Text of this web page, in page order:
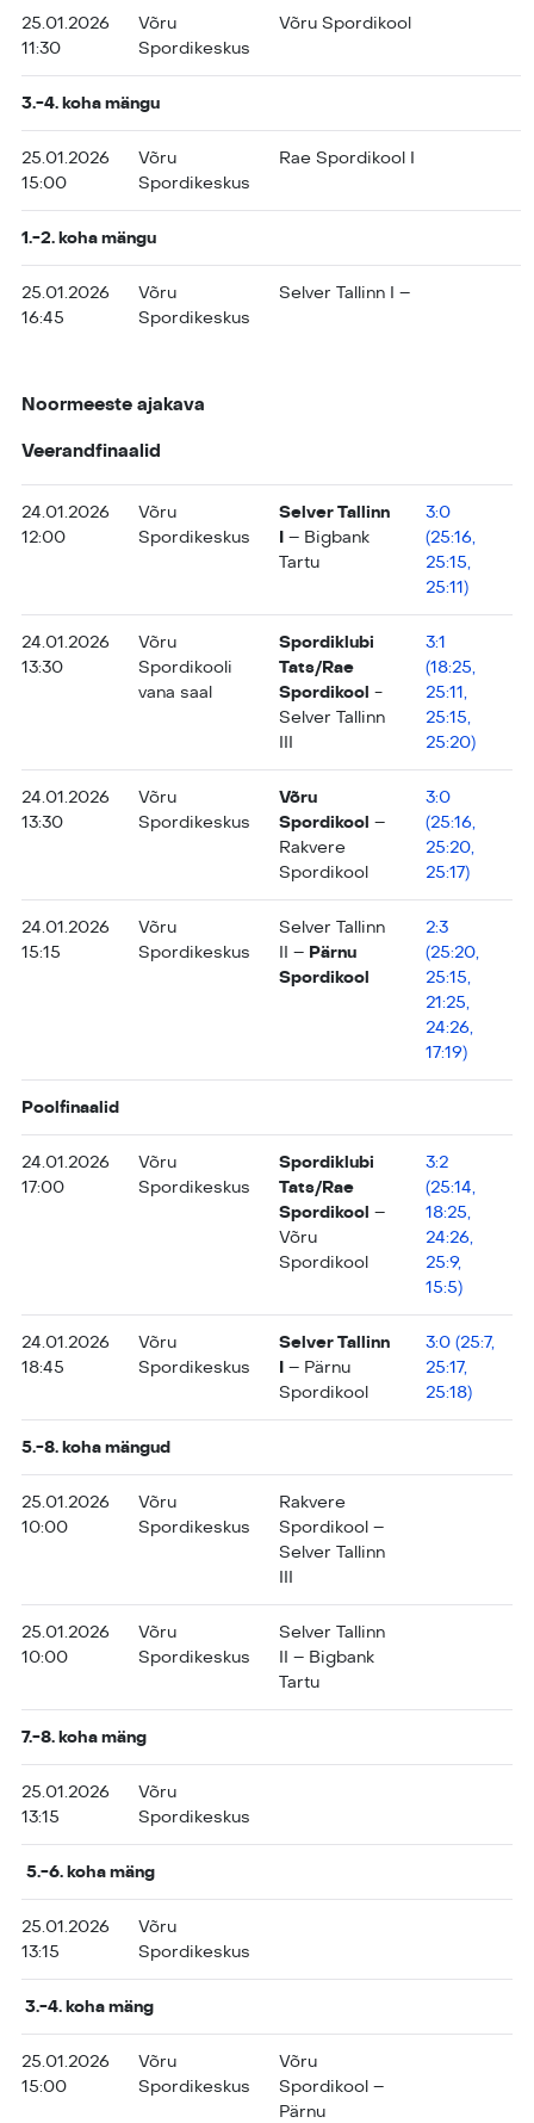
25.01.2026
11:30
Võru
Spordikeskus
Võru Spordikool
3.-4. koha mängu
25.01.2026
15:00
Võru
Spordikeskus
Rae Spordikool I
1.-2. koha mängu
25.01.2026
16:45
Võru
Spordikeskus
Selver Tallinn I –
Noormeeste ajakava
Veerandfinaalid
24.01.2026
12:00
Võru
Spordikeskus
Selver Tallinn
I– Bigbank
Tartu
3:0
(25:16,
25:15,
25:11)
24.01.2026
13:30
Võru
Spordikooli
vana saal
Spordiklubi
Tats/Rae
Spordikool -
Selver Tallinn
III
3:1
(18:25,
25:11,
25:15,
25:20)
24.01.2026
13:30
Võru
Spordikeskus
Võru
Spordikool –
Rakvere
Spordikool
3:0
(25:16,
25:20,
25:17)
24.01.2026
15:15
Võru
Spordikeskus
Selver Tallinn
II – Pärnu
Spordikool
2:3
(25:20,
25:15,
21:25,
24:26,
17:19)
Poolfinaalid
24.01.2026
17:00
Võru
Spordikeskus
Spordiklubi
Tats/Rae
Spordikool –
Võru
Spordikool
3:2
(25:14,
18:25,
24:26,
25:9,
15:5)
24.01.2026
18:45
Võru
Spordikeskus
Selver Tallinn
I– Pärnu
Spordikool
3:0 (25:7,
25:17,
25:18)
5.-8. koha mängud
25.01.2026
10:00
Võru
Spordikeskus
Rakvere
Spordikool –
Selver Tallinn
III
25.01.2026
10:00
Võru
Spordikeskus
Selver Tallinn
II – Bigbank
Tartu
7.-8. koha mäng
25.01.2026
13:15
Võru
Spordikeskus
5.-6. koha mäng
25.01.2026
13:15
Võru
Spordikeskus
3.-4. koha mäng
25.01.2026
15:00
Võru
Spordikeskus
Võru
Spordikool –
Pärnu